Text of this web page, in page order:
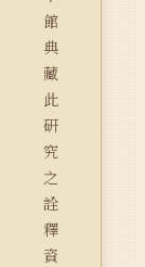
館
典
藏
此
研
究
之
詮
釋
資